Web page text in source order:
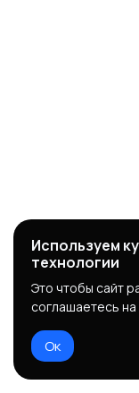
Используем
технологии
Это чтобы сайт
соглашаетесь
Ок